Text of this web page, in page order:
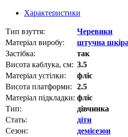
Характеристики
Тип взуття:
Черевики
Матеріал виробу:
штучна шкіра
Застібка:
так
Висота каблука, см: 3.5
Матеріал устілки:
фліс
Висота платформи:
2.5
Матеріал підкладки: фліс
Тип:
дівчинка
Стать:
діти
Сезон:
демісезон